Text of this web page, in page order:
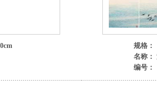
规格：
名称：
编号：